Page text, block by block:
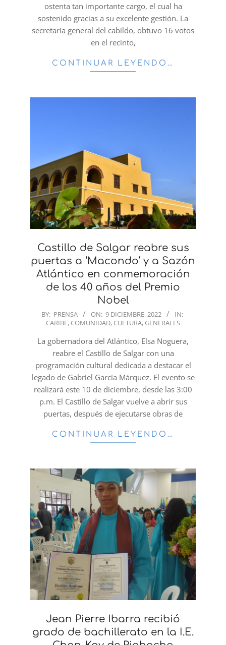
ostenta tan importante cargo, el cual ha
sostenido gracias a su excelente gestión. La
secretaria general del cabildo, obtuvo 16 votos
en el recinto,
CONTINUAR LEYENDO…
Castillo de Salgar reabre sus
puertas a ‘Macondo’ y a Sazón
Atlántico en conmemoración
de los 40 años del Premio
Nobel
2022-
09
BY: PRENSA ON: 9 DICIEMBRE, 2022
IN:
CARIBE, COMUNIDAD, CULTURA, GENERALES
La gobernadora del Atlántico, Elsa Noguera,
reabre el Castillo de Salgar con una
programación cultural dedicada a destacar el
legado de Gabriel García Márquez. El evento se
realizará este 10 de diciembre, desde las 3:00
p.m. El Castillo de Salgar vuelve a abrir sus
puertas, después de ejecutarse obras de
CONTINUAR LEYENDO…
Jean Pierre Ibarra recibió
grado de bachillerato en la I.E.